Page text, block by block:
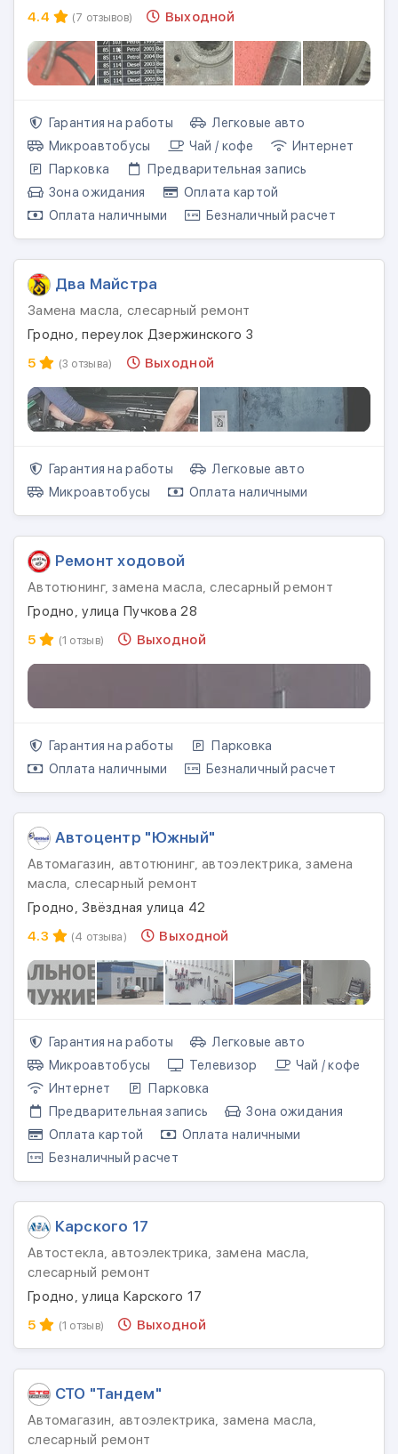
4.4 (7 отзывов) Выходной
Гарантия на работы
Легковые авто
Микроавтобусы
Чай / кофе
Интернет
Парковка
Предварительная запись
Зона ожидания
Оплата картой
Оплата наличными
Безналичный расчет
Два Майстра
Замена масла, слесарный ремонт
Гродно, переулок Дзержинского 3
5
(3 отзыва) Выходной
Гарантия на работы
Легковые авто
Микроавтобусы
Оплата наличными
Ремонт ходовой
Автотюнинг, замена масла, слесарный ремонт
Гродно, улица Пучкова 28
5
(1 отзыв) Выходной
Гарантия на работы
Парковка
Оплата наличными
Безналичный расчет
Автоцентр "Южный"
Автомагазин, автотюнинг, автоэлектрика, замена
масла, слесарный ремонт
Гродно, Звёздная улица 42
4.3
(4 отзыва) Выходной
Гарантия на работы
Легковые авто
Микроавтобусы
Телевизор
Чай / кофе
Интернет
Парковка
Предварительная запись
Зона ожидания
Оплата картой
Оплата наличными
Безналичный расчет
Карского 17
Автостекла, автоэлектрика, замена масла,
слесарный ремонт
Гродно, улица Карского 17
5
(1 отзыв) Выходной
СТО "Тандем"
Автомагазин, автоэлектрика, замена масла,
слесарный ремонт